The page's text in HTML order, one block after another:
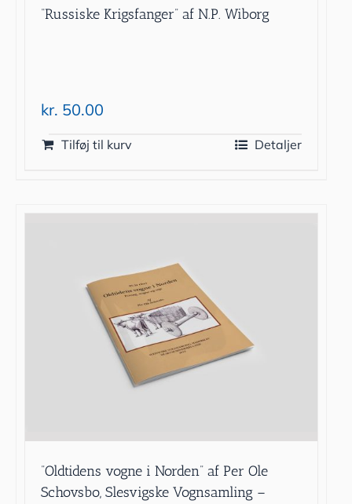
“Russiske Krigsfanger” af N.P. Wiborg
kr. 50.00
Tilføj til kurv Detaljer
”Oldtidens vogne i Norden” af Per Ole
Schovsbo, Slesvigske Vognsamling –